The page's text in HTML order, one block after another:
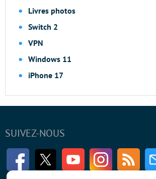
Livres photos
Switch 2
VPN
Windows 11
iPhone 17
SUIVEZ-NOUS
FacebookTwitter Youtube InstagramRSS